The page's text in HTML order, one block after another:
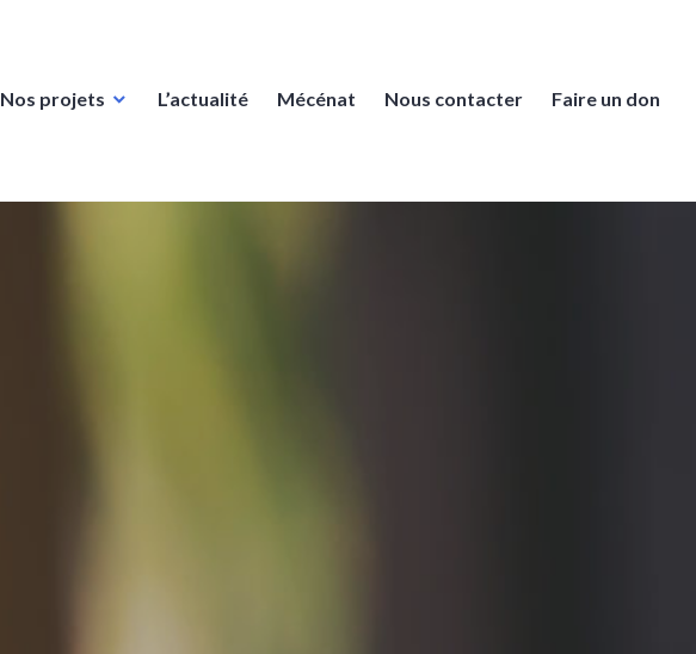
Nos projets L’actualité Mécénat Nous contacter Faire un don